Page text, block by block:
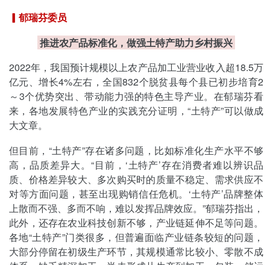
▎郁瑞芬委员
推进农产品标准化，做强土特产助力乡村振兴
2022年，我国预计规模以上农产品加工业营业收入超18.5万
亿元、增长4%左右，全国832个脱贫县每个县已初步培育2
～3个优势突出、带动能力强的特色主导产业。在郁瑞芬看
来，各地发展特色产业的实践充分证明，“土特产”可以做成
大文章。
但目前，“土特产”存在诸多问题，比如标准化生产水平不够
高，品质差异大。“目前，‘土特产’存在消费者难以辨识品
质、价格差异较大、多次购买时的质量不稳定、需求供应不
对等方面问题，甚至出现购销信任危机。‘土特产’品牌整体
上散而不强、多而不响，难以发挥品牌效应。”郁瑞芬指出，
此外，还存在农业科技创新不够，产业链延伸不足等问题。
各地“土特产”门类很多，但普遍面临产业链条较短的问题，
大部分停留在初级生产环节，其规模通常比较小、零散不成